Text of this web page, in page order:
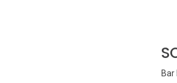
Bar